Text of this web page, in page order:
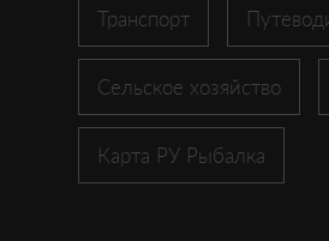
Транспорт
Сельское хозяйство
Карта РУ Рыбалка